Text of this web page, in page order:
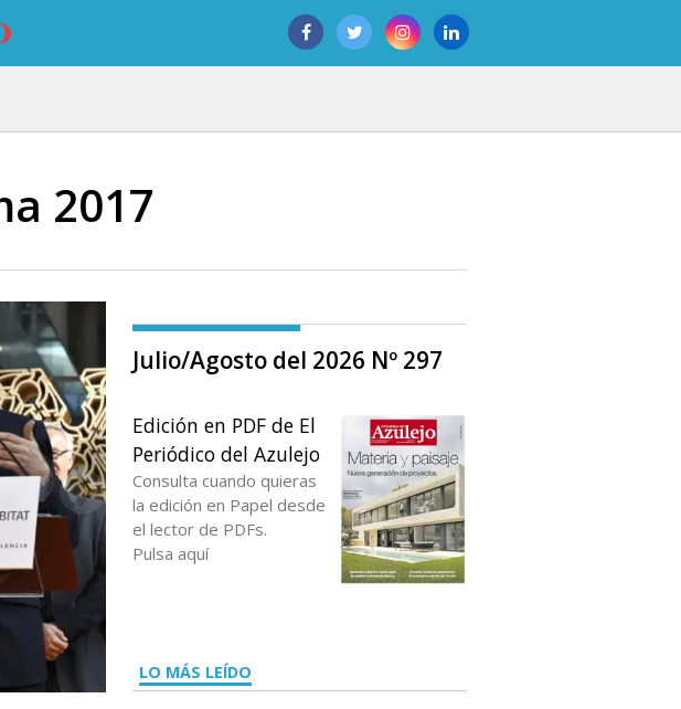
2017
Julio/Agosto del 2026 Nº 297
Edición en PDF de El
Periódico del Azulejo
Consulta cuando quieras
la edición en Papel desde
el lector de PDFs.
Pulsa aquí
LO MÁS LEÍDO